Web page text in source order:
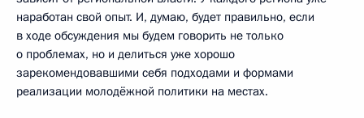
наработан свой опыт. И, думаю, будет правильно, если
в ходе обсуждения мы будем говорить не только
о проблемах, но и делиться уже хорошо
зарекомендовавшими себя подходами и формами
реализации молодёжной политики на местах.